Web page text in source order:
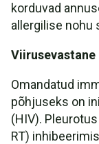
korduvad
allergilise nohu
Viirusevastane
Omandatud
põhjuseks on
(HIV).
RT)